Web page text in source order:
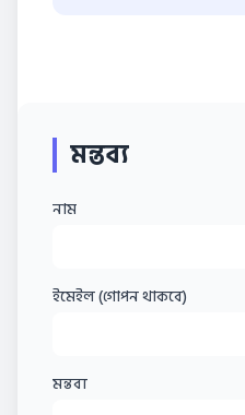
মন্তব্য
নাম
ইমেইল (গোপন থাকবে)
মন্তব্য